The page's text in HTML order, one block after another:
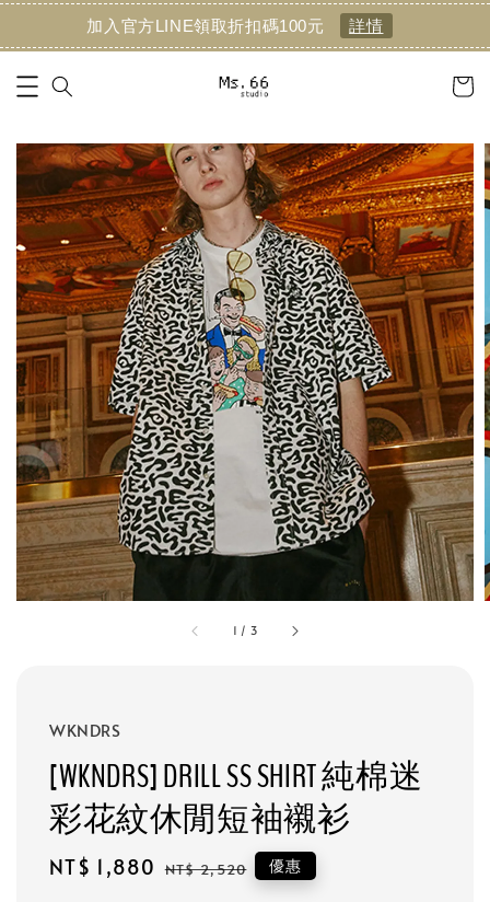
加入官方LINE領取折扣碼100元 詳情
1 / 3
WKNDRS
[WKNDRS] DRILL SS SHIRT 純棉迷
彩花紋休閒短袖襯衫
Sale
NT$ 1,880 Regular
NT$ 2,520 優惠